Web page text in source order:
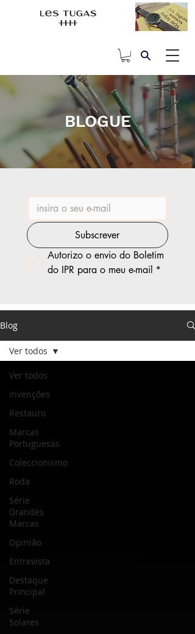
BLOGUE
Subscrever
Autorizo o envio do Boletim
do IPR para o meu e-mail *
Blog
Ver todos
Invenções
Restauro
Marcas
Portuguesas
Coleccionismo
Roda
Série
Grandes
Marcas
Opinião
Entrevista
Destaque
Principal
Série
Solares
Ver todos